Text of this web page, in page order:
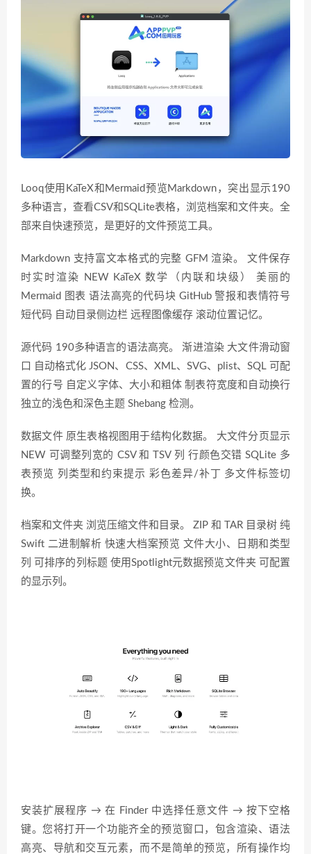
Looq使用KaTeX和Mermaid预览Markdown，突出显示190
多种语言，查看CSV和SQLite表格，浏览档案和文件夹。全
部来自快速预览，是更好的文件预览工具。
Markdown 支持富文本格式的完整 GFM 渲染。 文件保存
时实时渲染 NEW KaTeX 数学（内联和块级） 美丽的
Mermaid 图表 语法高亮的代码块 GitHub 警报和表情符号
短代码 自动目录侧边栏 远程图像缓存 滚动位置记忆。
源代码 190多种语言的语法高亮。 渐进渲染 大文件滑动窗
口 自动格式化 JSON、CSS、XML、SVG、plist、SQL 可配
置的行号 自定义字体、大小和粗体 制表符宽度和自动换行
独立的浅色和深色主题 Shebang 检测。
数据文件 原生表格视图用于结构化数据。 大文件分页显示
NEW 可调整列宽的 CSV 和 TSV 列 行颜色交错 SQLite 多
表预览 列类型和约束提示 彩色差异/补丁 多文件标签切
换。
档案和文件夹 浏览压缩文件和目录。 ZIP 和 TAR 目录树 纯
Swift 二进制解析 快速大档案预览 文件大小、日期和类型
列 可排序的列标题 使用Spotlight元数据预览文件夹 可配置
的显示列。
安装扩展程序 → 在 Finder 中选择任意文件 → 按下空格
键。您将打开一个功能齐全的预览窗口，包含渲染、语法
高亮、导航和交互元素，而不是简单的预览，所有操作均